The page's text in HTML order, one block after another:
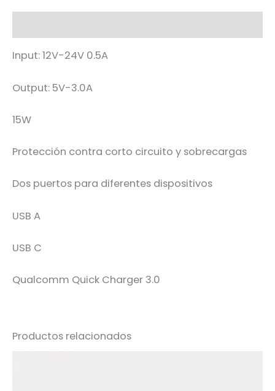
Input: 12V-24V 0.5A
Output: 5V-3.0A
15W
Protección contra corto circuito y sobrecargas
Dos puertos para diferentes dispositivos
USB A
USB C
Qualcomm Quick Charger 3.0
Productos relacionados